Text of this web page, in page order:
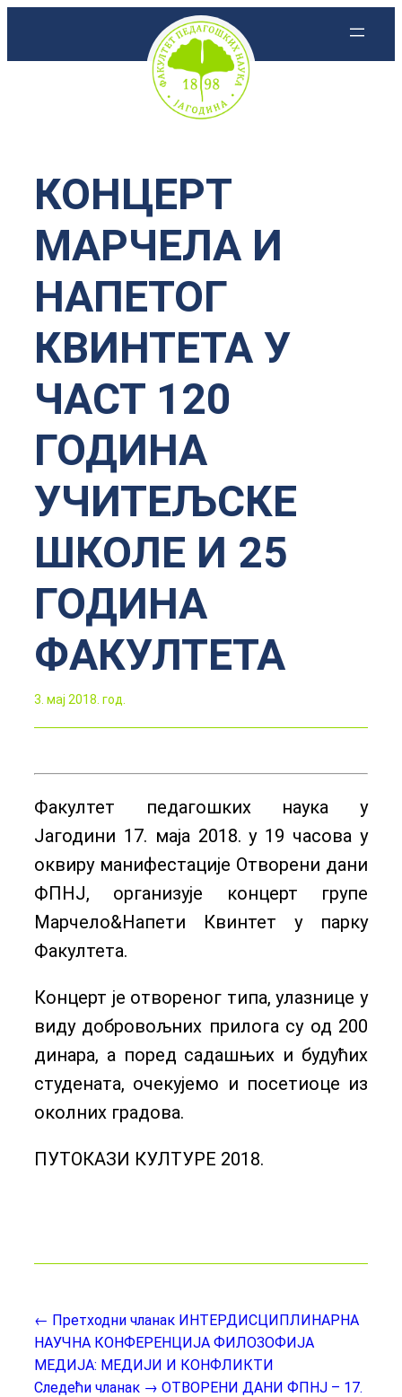
КОНЦЕРТ
МАРЧЕЛА И
НАПЕТОГ
КВИНТЕТА У
ЧАСТ 120
ГОДИНА
УЧИТЕЉСКЕ
ШКОЛЕ И 25
ГОДИНА
ФАКУЛТЕТА
3. мај 2018. год.
Факултет педагошких наука у
Јагодини 17. маја 2018. у 19 часова у
оквиру манифестације Отворени дани
ФПНЈ, организује концерт групе
Марчело&Напети Квинтет у парку
Факултета.
Концерт је отвореног типа, улазнице у
виду добровољних прилога су од 200
динара, а поред садашњих и будућих
студената, очекујемо и посетиоце из
околних градова.
ПУТОКАЗИ КУЛТУРЕ 2018.
← Претходни чланак ИНТЕРДИСЦИПЛИНАРНА
НАУЧНА КОНФЕРЕНЦИЈА ФИЛОЗОФИЈА
МЕДИЈА: МЕДИЈИ И КОНФЛИКТИ
Следећи чланак → ОТВОРЕНИ ДАНИ ФПНЈ – 17.